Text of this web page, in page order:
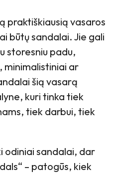
praktiškiausią vasaros
būtų sandalai. Jie gali
storesniu padu,
minimalistiniai ar
šią vasarą
kuri tinka tiek
tiek darbui, tiek
odiniai sandalai, dar
– patogūs, kiek